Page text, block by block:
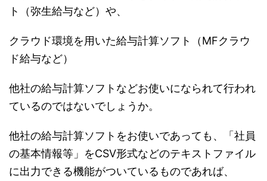
ト（弥生給与など）や、
クラウド環境を用いた給与計算ソフト（MFクラウ
ド給与など）
他社の給与計算ソフトなどお使いになられて行われ
ているのではないでしょうか。
他社の給与計算ソフトをお使いであっても、「社員
の基本情報等」をCSV形式などのテキストファイル
に出力できる機能がついているものであれば、